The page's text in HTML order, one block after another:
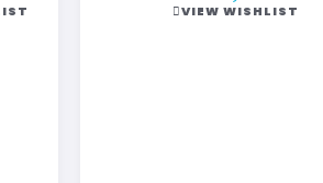
VIEW WISHLIST